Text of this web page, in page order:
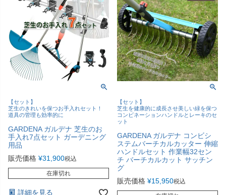
【セット】
芝生のきれいを保つお手入れセット！
道具の管理も効率的に
GARDENA ガルデナ 芝生のお
手入れ7点セット ガーデニング
用品
販売価格 ¥31,900税込
在庫切れ
詳細を見る
【セット】
芝生を健康的に成長させ美しい緑を保つ
コンビネーションハンドルとレーキのセ
ット
GARDENA ガルデナ コンビシ
ステムバーチカルカッター 伸縮
ハンドルセット 作業幅32セン
チ バーチカルカット サッチン
グ
販売価格 ¥15,950税込